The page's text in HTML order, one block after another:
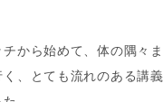
から始めて、体の隅々
、とても流れのある講